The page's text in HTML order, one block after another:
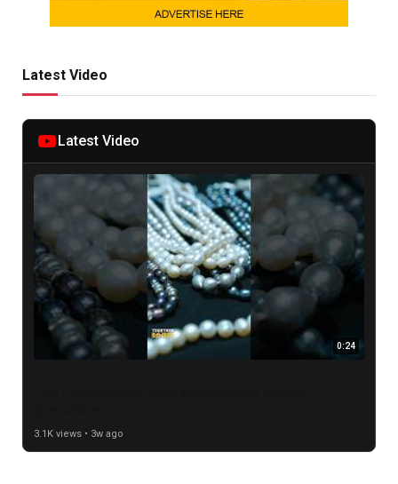
Latest Video
Latest Video
0:24
3.1K views • 3w ago